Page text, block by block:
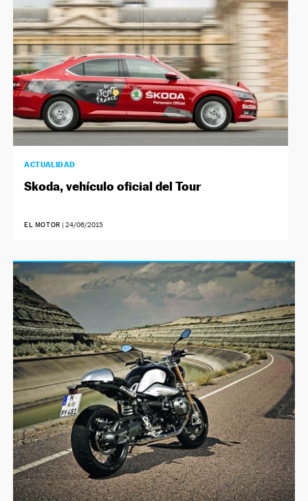
ACTUALIDAD
Skoda, vehículo oficial del Tour
EL MOTOR 24/06/2015